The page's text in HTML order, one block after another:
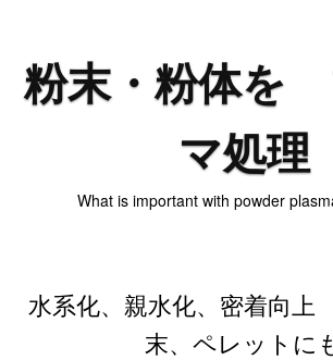
粉末・粉体を
マ処理
What is important with powder
水系化、親水化、密着向
末、ペレットに